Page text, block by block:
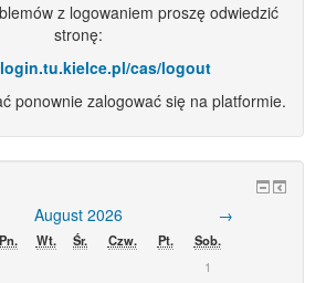
z logowaniem proszę odwiedzić
stronę:
cas/logout
ponownie zalogować się na platformie.
August 2026 →
Pn. Wt. Śr. Czw. Pt.
Sob.
1